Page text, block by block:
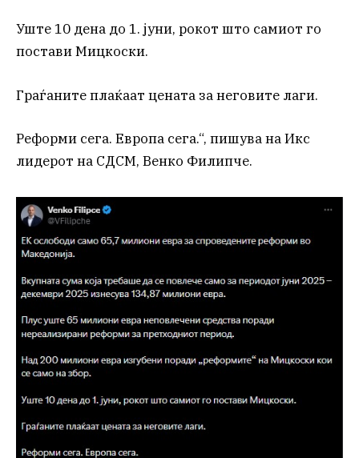
Уште 10 дена до 1. јуни, рокот што самиот го
постави Мицкоски.
Граѓаните плаќаат цената за неговите лаги.
Реформи сега. Европа сега.“, пишува на Икс
лидерот на СДСМ, Венко Филипче.